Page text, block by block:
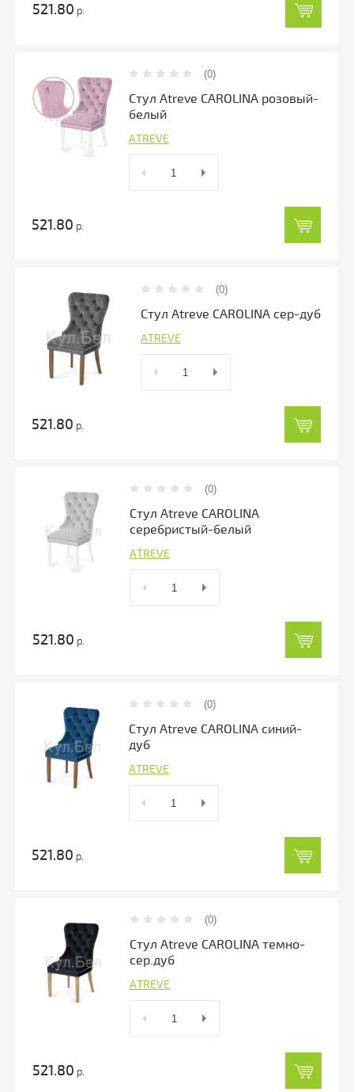
521.80 р.
(0)
Стул Atreve CAROLINA розовый-
белый
ATREVE
521.80 р.
(0)
Стул Atreve CAROLINA сер-дуб
ATREVE
521.80 р.
(0)
Стул Atreve CAROLINA
серебристый-белый
ATREVE
521.80 р.
(0)
Стул Atreve CAROLINA синий-
дуб
ATREVE
521.80 р.
(0)
Стул Atreve CAROLINA темно-
сер.дуб
ATREVE
521.80 р.